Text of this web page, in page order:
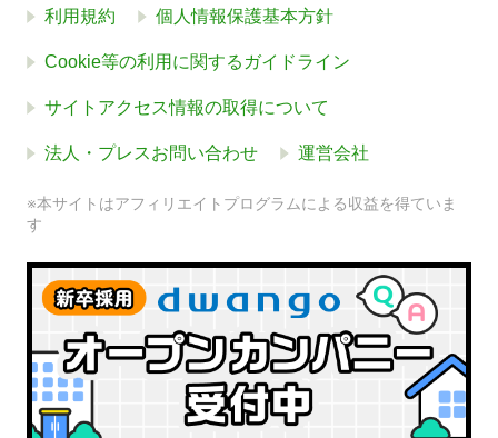
利用規約 個人情報保護基本方針
Cookie等の利用に関するガイドライン
サイトアクセス情報の取得について
法人・プレスお問い合わせ 運営会社
※本サイトはアフィリエイトプログラムによる収益を得ていま
す